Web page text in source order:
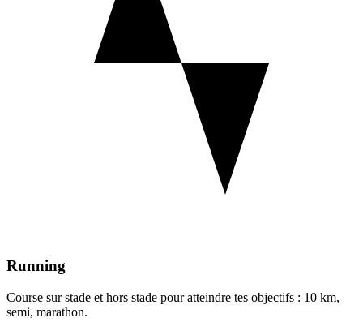
Running
Course sur stade et hors stade pour atteindre tes objectifs : 10 km,
semi, marathon.